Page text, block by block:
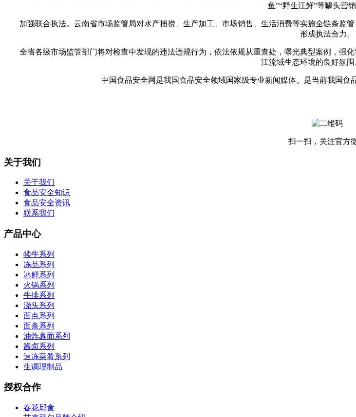
鱼”“野生江鲜”等噱头营销
加强联合执法。云南省市场监管局对水产捕捞、生产加工、市场销售、生活消费等实施全链条监
形成执法合力。
全省各级市场监管部门将对检查中发现的违法违规行为，依法依规从重查处，曝光典型案例，强
江流域生态环境的良好氛围
中国食品安全网是我国食品安全领域国家级专业新闻媒体。是当前我国食
扫一扫，关注官方
关于我们
关于我们
食品安全知识
食品安全资讯
联系我们
产品中心
犊牛系列
冻品系列
冰鲜系列
火锅系列
牛排系列
浇头系列
面点系列
面条系列
油炸裹面系列
酱卤系列
速冻菜肴系列
生调理制品
授权合作
春花邱食